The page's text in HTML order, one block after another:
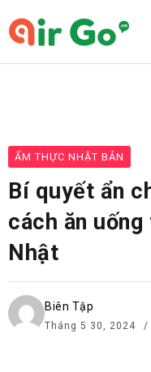
ẨM THỰC NHẬT BẢN
Bí quyết ẩn
cách ăn
Nhật
Biên Tập
Tháng 5 30, 2024